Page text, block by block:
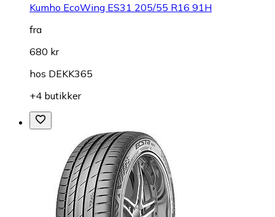
Kumho EcoWing ES31 205/55 R16 91H
fra
680 kr
hos DEKK365
+4 butikker